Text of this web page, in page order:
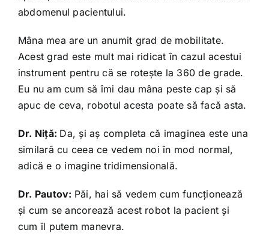
abdomenul pacientului.
Mâna mea are un anumit grad de mobilitate.
Acest grad este mult mai ridicat în cazul acestui
instrument pentru că se roteşte la 360 de grade.
Eu nu am cum să îmi dau mâna peste cap şi să
apuc de ceva, robotul acesta poate să facă asta.
Dr. Niţă: Da, şi aş completa că imaginea este una
similară cu ceea ce vedem noi în mod normal,
adică e o imagine tridimensională.
Dr. Pautov: Păi, hai să vedem cum funcţionează
şi cum se ancorează acest robot la pacient şi
cum îl putem manevra.